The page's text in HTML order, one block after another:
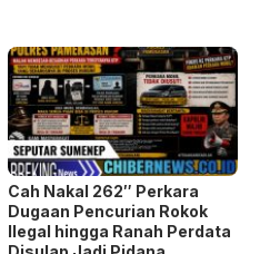
Cah Nakal 262″ Perkara
Dugaan Pencurian Rokok
Ilegal hingga Ranah Perdata